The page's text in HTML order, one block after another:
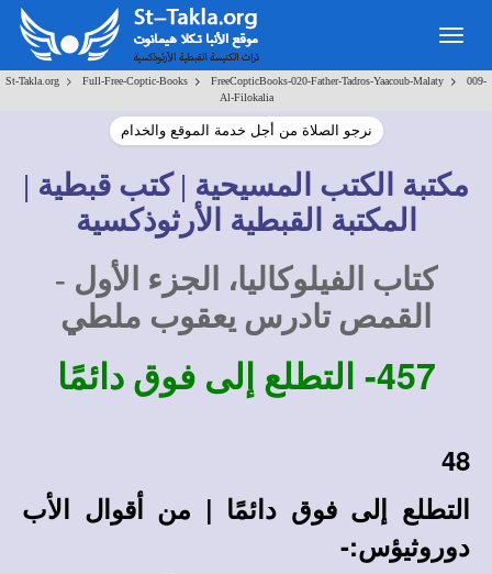
St-Takla.org > Full-Free-Coptic-Books > FreeCopticBooks-020-Father-Tadros-Yaacoub-Malaty >
009-
Al-Filokalia
نرجو الصلاة من أجل خدمة الموقع والخدام
مكتبة الكتب المسيحية | كتب قبطية |
المكتبة القبطية الأرثوذكسية
كتاب الفيلوكاليا، الجزء الأول -
القمص تادرس يعقوب ملطي
457- التطلع إلى فوق دائمًا
48
التطلع إلى فوق دائمًا | من أقوال الأب
دوروثيؤس:-